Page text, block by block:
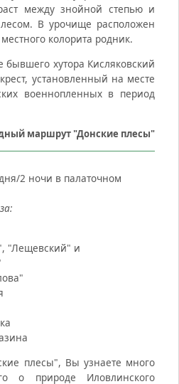
между знойной степью и
В урочище расположен
колорита родник.
хутора Кисляковский
установленный на месте
военнопленных в период
маршрут "Донские плесы"
2 ночи в палаточном
"Лещевский" и
плесы", Вы узнаете много
о природе Иловлинского